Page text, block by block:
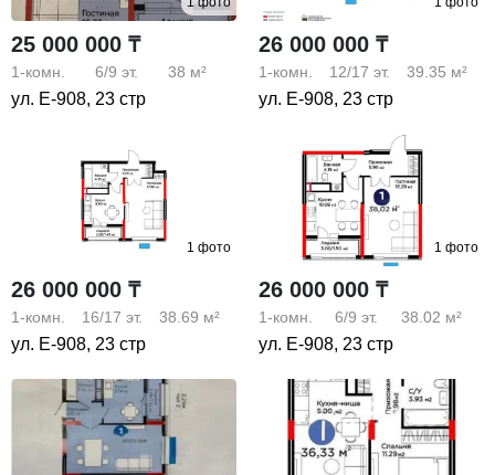
25 000 000 ₸
1-комн. 6/9 эт. 38 м²
ул. Е-908, 23 стр
26 000 000 ₸
1-комн. 12/17 эт. 39.35 м²
ул. Е-908, 23 стр
1 фото
26 000 000 ₸
1-комн. 16/17 эт. 38.69 м²
ул. Е-908, 23 стр
1 фото
26 000 000 ₸
1-комн. 6/9 эт. 38.02 м²
ул. Е-908, 23 стр